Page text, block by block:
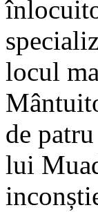
locul
de
lui